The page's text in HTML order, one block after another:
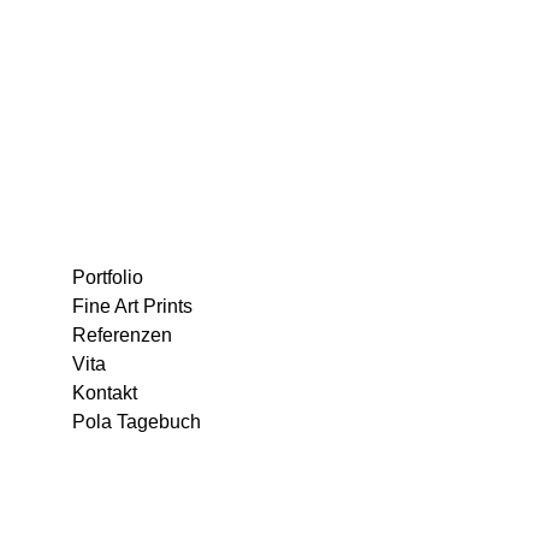
Portfolio
Fine Art Prints
Referenzen
Vita
Kontakt
Pola Tagebuch